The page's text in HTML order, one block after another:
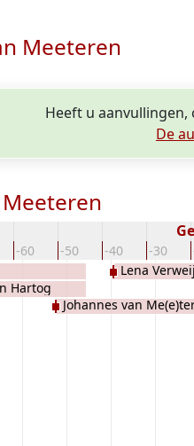
Meeteren
Heeft u
De
-60 -50 -40 -30
Hartog
Johannes van
Lena Verweij